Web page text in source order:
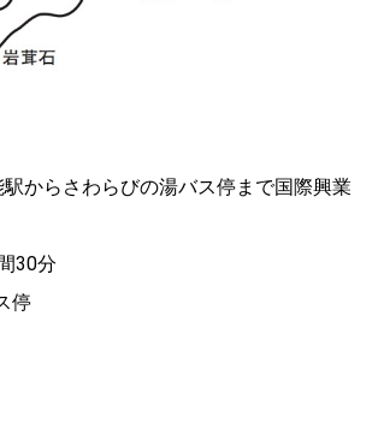
からさわらびの湯バス停まで国際興業
30分
停